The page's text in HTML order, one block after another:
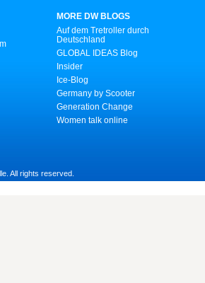
MORE DW BLOGS
Auf dem Tretroller durch
Deutschland
GLOBAL IDEAS Blog
Insider
Ice-Blog
Germany by Scooter
Generation Change
Women talk online
All rights reserved.